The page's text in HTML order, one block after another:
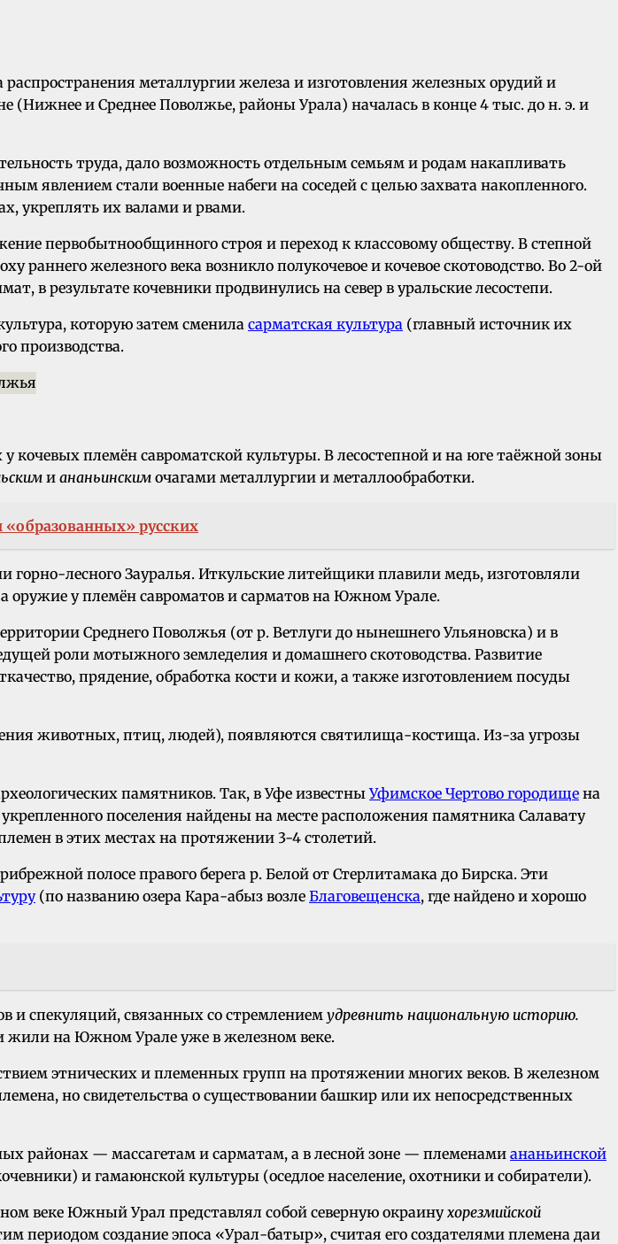
металлургии железа и изготовления железных орудий и
(Нижнее и Среднее Поволжье, районы Урала) началась в конце 4 тыс. до н. э. и
труда, дало возможность отдельным семьям и родам накапливать
явлением стали военные набеги на соседей с целью захвата накопленного.
укреплять их валами и рвами.
первобытнообщинного строя и переход к классовому обществу. В степной
железного века возникло полукочевое и кочевое скотоводство. Во 2-ой
в результате кочевники продвинулись на север в уральские лесостепи.
которую затем сменила сарматская культура (главный источник их
производства.
кочевых племён савроматской культуры. В лесостепной и на юге таёжной зоны
и ананьинским очагами металлургии и металлообработки.
«образованных» русских
горно-лесного Зауралья. Иткульские литейщики плавили медь, изготовляли
оружие у племён савроматов и сарматов на Южном Урале.
Среднего Поволжья (от р. Ветлуги до нынешнего Ульяновска) и в
роли мотыжного земледелия и домашнего скотоводства. Развитие
прядение, обработка кости и кожи, а также изготовлением посуды
животных, птиц, людей), появляются святилища-костища. Из-за угрозы
памятников. Так, в Уфе известныУфимское Чертово городище на
поселения найдены на месте расположения памятника Салавату
в этих местах на протяжении 3-4 столетий.
полосе правого берега р. Белой от Стерлитамака до Бирска. Эти
(по названию озера Кара-абыз возле Благовещенска, где найдено и хорошо
и спекуляций, связанных со стремлением удревнить национальную историю.
жили на Южном Урале уже в железном веке.
этнических и племенных групп на протяжении многих веков. В железном
но свидетельства о существовании башкир или их непосредственных
районах — массагетам и сарматам, а в лесной зоне — племенами ананьинской
и гамаюнской культуры (оседлое население, охотники и собиратели).
веке Южный Урал представлял собой северную окраинухорезмийской
периодом создание эпоса «Урал-батыр», считая его создателями племена даи